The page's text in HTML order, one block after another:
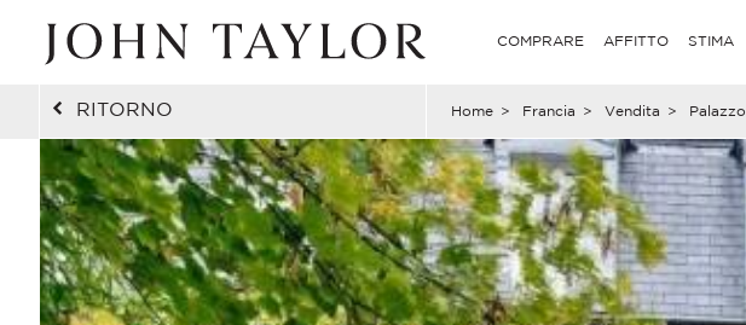
COMPRARE AFFITTO STIMA
RITORNO Home > Francia > Vendita > Palazzo